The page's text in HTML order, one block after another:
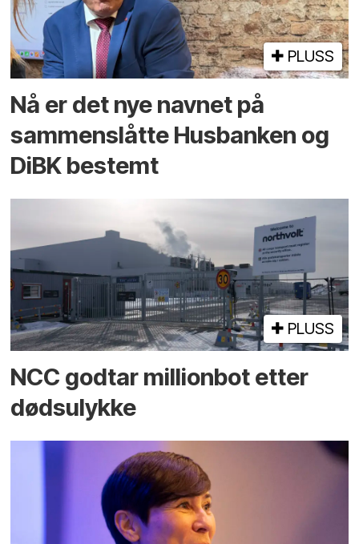
PLUSS
Nå er det nye navnet på
sammenslåtte Husbanken og
DiBK bestemt
PLUSS
NCC godtar millionbot etter
dødsulykke